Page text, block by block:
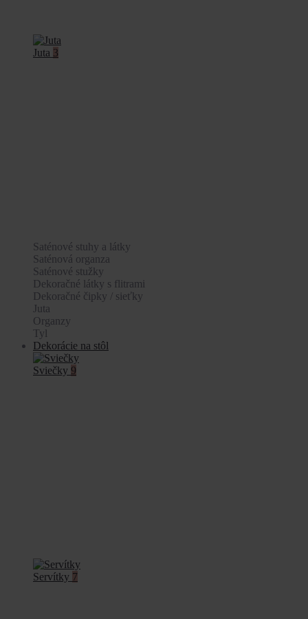
Juta 3
Saténové stuhy a látky
Saténová organza
Saténové stužky
Dekoračné látky s flitrami
Dekoračné čipky / sieťky
Juta
Organzy
Tyl
Dekorácie na stôl
Sviečky 9
Servítky 7